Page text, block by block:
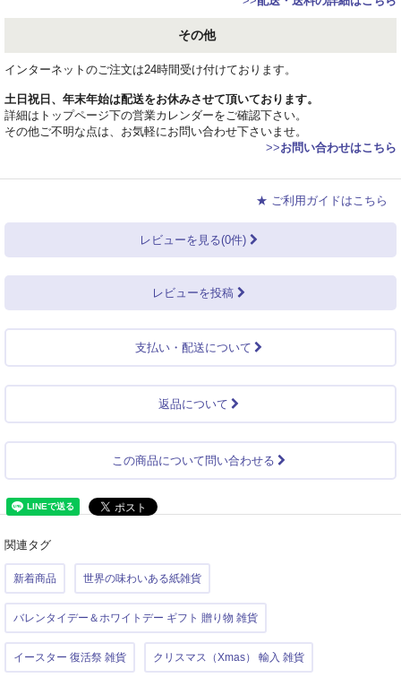
その他
インターネットのご注文は24時間受け付けております。
土日祝日、年末年始は配送をお休みさせて頂いております。
詳細はトップページ下の営業カレンダーをご確認下さい。
その他ご不明な点は、お気軽にお問い合わせ下さいませ。
>>お問い合わせはこちら
★ ご利用ガイドはこちら
レビューを見る(0件)
レビューを投稿
支払い・配送について
返品について
この商品について問い合わせる
関連タグ
新着商品 世界の味わいある紙雑貨
バレンタイデー＆ホワイトデー ギフト 贈り物 雑貨
イースター 復活祭 雑貨 クリスマス（Xmas） 輸入 雑貨